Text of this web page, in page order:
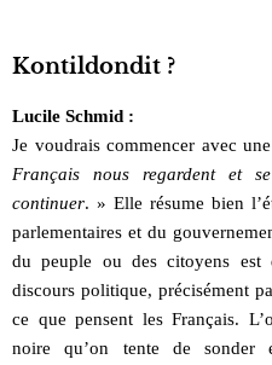
Kontildondit ?
Lucile Schmid :
Je voudrais commencer avec
Français nous regardent et
continuer. » Elle résume bien
parlementaires et du
du peuple ou des citoyens est
discours politique, précisément
ce que pensent les Français.
noire qu’on tente de sonder